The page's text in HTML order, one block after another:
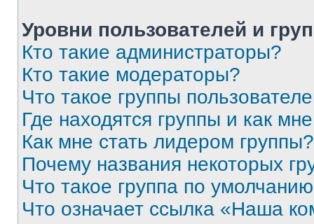
Уровни пользователей и
Кто такие администраторы?
Кто такие модераторы?
Что такое группы
Где находятся группы и как
Как мне стать лидером группы?
Почему названия некоторых
Что такое группа по
Что означает ссылка «Наша